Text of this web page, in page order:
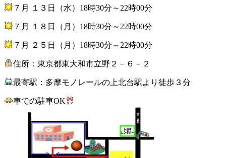
７月 １３日（水）18時30分～22時00分
７月 １８日（月）18時30分～22時00分
７月 ２５日（月）18時30分～22時00分
住所：東京都東大和市立野２－６－２
最寄駅：多摩モノレールの上北台駅より徒歩３分
車での駐車OK